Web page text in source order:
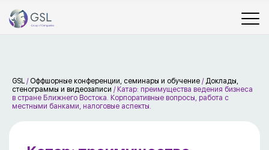
GSL / Оффшорные конференции, семинары и обучение /Доклады,
стенограммы и видеозаписи / Катар: преимущества ведения бизнеса
в стране Ближнего Востока. Корпоративные вопросы, работа с
местными банками, налоговые аспекты.